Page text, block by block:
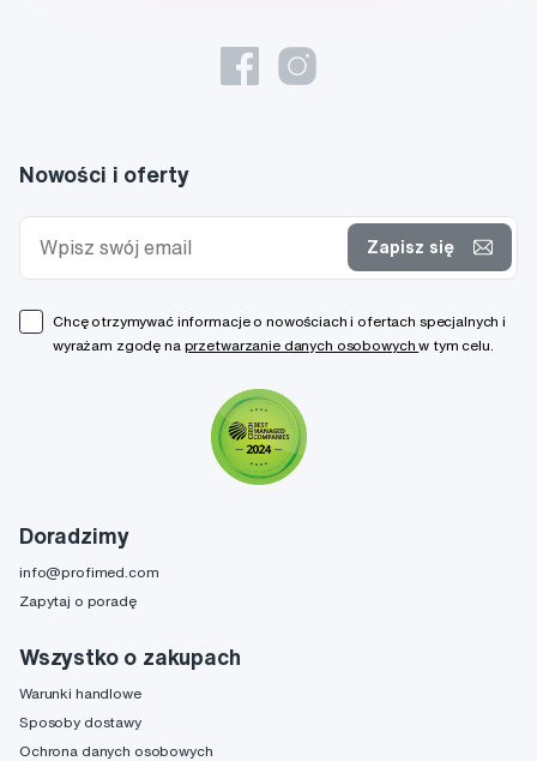
Doradzimy
info@profimed.com
Zapytaj o poradę
Wszystko o zakupach
Warunki handlowe
Sposoby dostawy
Ochrona danych osobowych
Nowości i oferty
Zapisz się
Chcę otrzymywać informacje o nowościach i ofertach specjalnych i
wyrażam zgodę na przetwarzanie danych osobowychw tym celu.